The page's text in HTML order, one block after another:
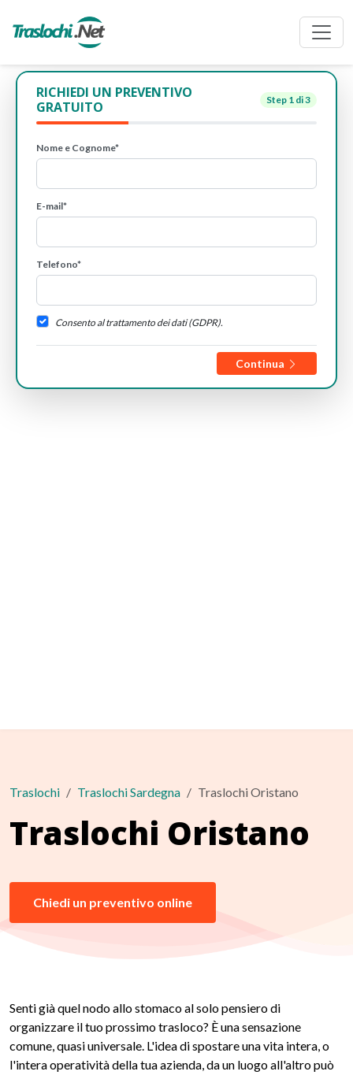
RICHIEDI UN PREVENTIVO
GRATUITO
Step 1 di 3
Nome e Cognome*
E-mail*
Telefono*
Consento al trattamento dei dati (GDPR).
Continua
Traslochi Traslochi Sardegna Traslochi Oristano
Traslochi Oristano
Chiedi un preventivo online
Senti già quel nodo allo stomaco al solo pensiero di
organizzare il tuo prossimo trasloco? È una sensazione
comune, quasi universale. L'idea di spostare una vita intera, o
l'intera operatività della tua azienda, da un luogo all'altro può